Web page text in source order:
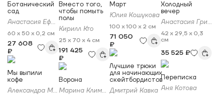
Ботанический
сад
Анастасия Ефимова
60 x 50 x 0,2 см
27 608
₽
Мы выпили
кофе
Александра Мееровская
Вместо того,
чтобы помыть
полы
Кирилл Кто
25 x 70 x 4 см
191 425
₽
Ворона
Марина Климанова
Март
Юлия Кошукова
100 x 100 x 2 см
71 050
₽
Лучшие трюки
для начинающих
скейтбордистов
Дмитрий Кавка
Холодный
вечер
Анастасия Григорьева
42 x 29,5 x 0,3
см
35 525 ₽
Переписка
Аня Котова